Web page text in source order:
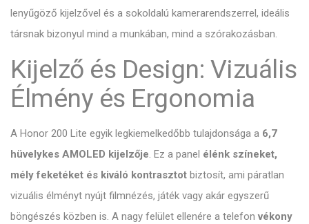
lenyűgöző kijelzővel és a sokoldalú kamerarendszerrel, ideális
társnak bizonyul mind a munkában, mind a szórakozásban.
Kijelző és Design: Vizuális
Élmény és Ergonomia
A Honor 200 Lite egyik legkiemelkedőbb tulajdonsága a 6,7
hüvelykes AMOLED kijelzője. Ez a panel élénk színeket,
mély feketéket és kiváló kontrasztot biztosít, ami páratlan
vizuális élményt nyújt filmnézés, játék vagy akár egyszerű
böngészés közben is. A nagy felület ellenére a telefon vékony